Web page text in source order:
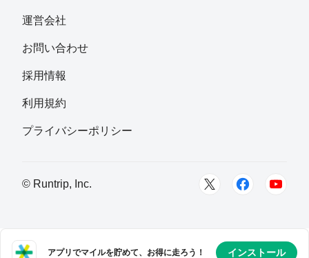
運営会社
お問い合わせ
採用情報
利用規約
プライバシーポリシー
© Runtrip, Inc.
アプリでマイルを貯めて、お得に走ろう！ インストール